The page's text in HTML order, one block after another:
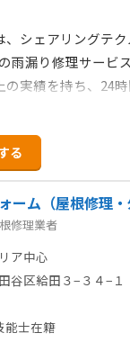
、シェアリングテ
雨漏り修理サービ
の実績を持ち、24
ラブルにも迅速に
円/㎡～、カバー
規模な修繕まで幅
加料金は不要で、
る
ーム（屋根修理・
修理業者
ア中心
谷区給田３−３４−１
能士在籍